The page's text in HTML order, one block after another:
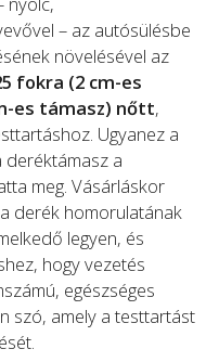
– az autósülésbe
növelésével az
fokra (2 cm-es
es támasz) nőtt,
Ugyanez a
deréktámasz a
meg. Vásárláskor
derék homorulatának
legyen, és
hogy vezetés
egészséges
szó, amely a testtartást